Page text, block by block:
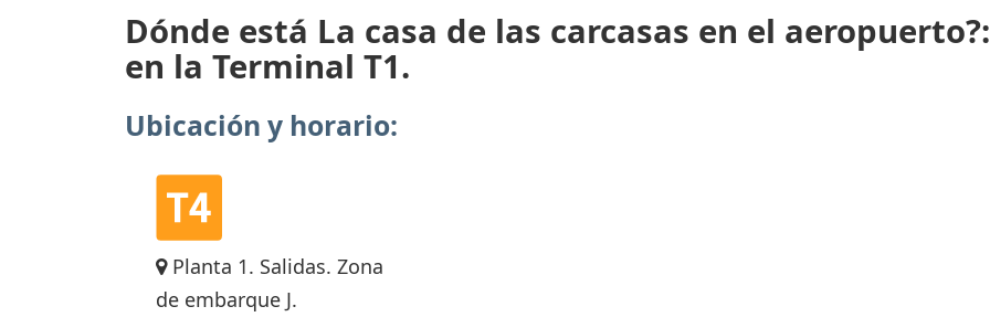
Dónde está La casa de las carcasas en el aeropuerto?:
en la Terminal T1.
Ubicación y horario:
Planta 1. Salidas. Zona
de embarque J.